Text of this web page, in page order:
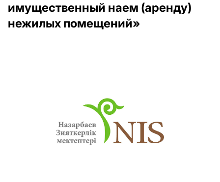
имущественный наем (аренду)
нежилых помещений»